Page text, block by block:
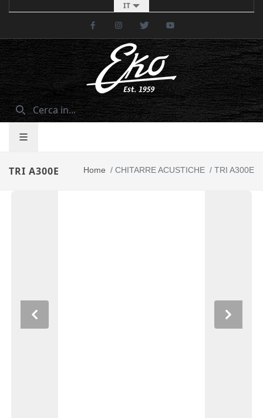
IT
FacebookInstagramTwitter
TRI A300E Home / CHITARRE ACUSTICHE / TRI A300E
Previous Next